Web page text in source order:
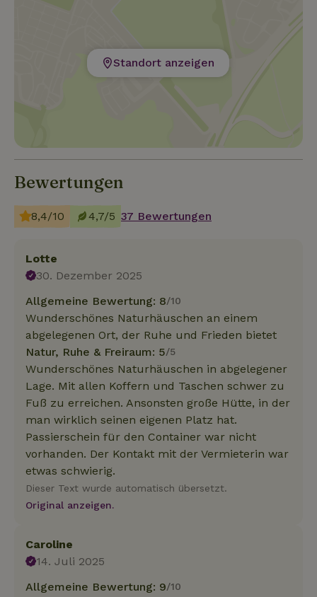
Standort anzeigen
Bewertungen
8,4/10 4,7/5 37 Bewertungen
Lotte
30. Dezember 2025
Allgemeine Bewertung: 8/10
Wunderschönes Naturhäuschen an einem
abgelegenen Ort, der Ruhe und Frieden bietet
Natur, Ruhe & Freiraum: 5/5
Wunderschönes Naturhäuschen in abgelegener
Lage. Mit allen Koffern und Taschen schwer zu
Fuß zu erreichen. Ansonsten große Hütte, in der
man wirklich seinen eigenen Platz hat.
Passierschein für den Container war nicht
vorhanden. Der Kontakt mit der Vermieterin war
etwas schwierig.
Dieser Text wurde automatisch übersetzt.
Original anzeigen.
Caroline
14. Juli 2025
Allgemeine Bewertung: 9/10